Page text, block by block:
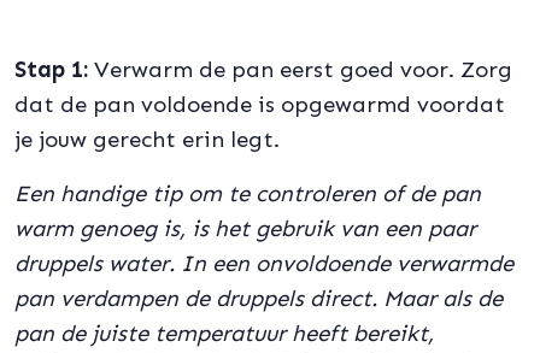
Stap 1: Verwarm de pan eerst goed voor. Zorg
dat de pan voldoende is opgewarmd voordat
je jouw gerecht erin legt.
Een handige tip om te controleren of de pan
warm genoeg is, is het gebruik van een paar
druppels water. In een onvoldoende verwarmde
pan verdampen de druppels direct. Maar als de
pan de juiste temperatuur heeft bereikt,